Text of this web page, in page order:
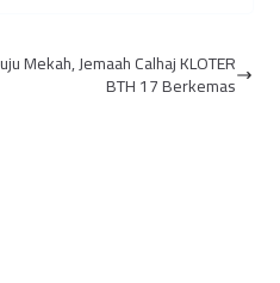
Mekah, Jemaah Calhaj KLOTER
BTH 17 Berkemas